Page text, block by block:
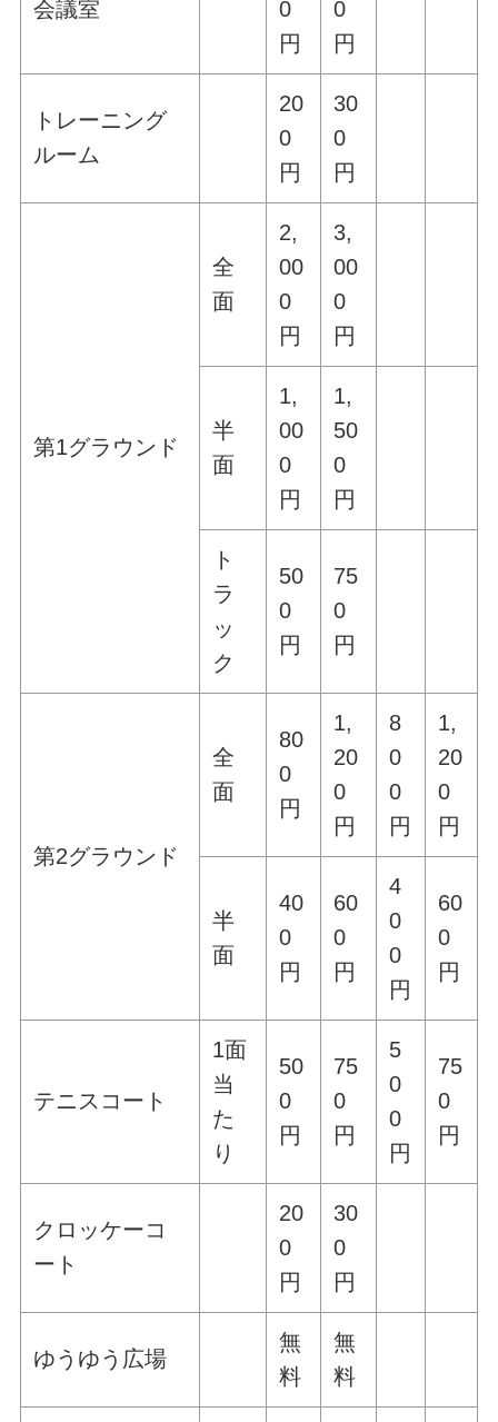
会議室
0
円
0
円
トレーニング
ルーム
20
0
円
30
0
円
第1グラウンド
全
面
2,
00
0
円
3,
00
0
円
半
面
1,
00
0
円
1,
50
0
円
ト
ラ
ッ
ク
50
0
円
75
0
円
第2グラウンド
全
面
80
0
円
1,
20
0
円
8
0
0
円
1,
20
0
円
半
面
40
0
円
60
0
円
4
0
0
円
60
0
円
テニスコート
1面
当
た
り
50
0
円
75
0
円
5
0
0
円
75
0
円
クロッケーコ
ート
20
0
円
30
0
円
ゆうゆう広場
無
料
無
料